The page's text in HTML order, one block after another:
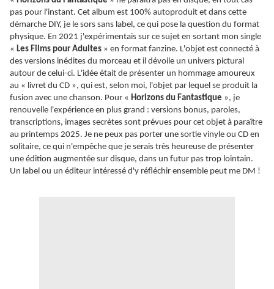
pas pour l'instant. Cet album est 100% autoproduit et dans cette
démarche DIY, je le sors sans label, ce qui pose la question du format
physique. En 2021 j'expérimentais sur ce sujet en sortant mon single
« Les Films pour Adultes » en format fanzine. L'objet est connecté à
des versions inédites du morceau et il dévoile un univers pictural
autour de celui-ci. L'idée était de présenter un hommage amoureux
au « livret du CD », qui est, selon moi, l'objet par lequel se produit la
fusion avec une chanson. Pour « Horizons du Fantastique », je
renouvelle l'expérience en plus grand : versions bonus, paroles,
transcriptions, images secrètes sont prévues pour cet objet à paraître
au printemps 2025. Je ne peux pas porter une sortie vinyle ou CD en
solitaire, ce qui n'empêche que je serais très heureuse de présenter
une édition augmentée sur disque, dans un futur pas trop lointain.
Un label ou un éditeur intéressé d'y réfléchir ensemble peut me DM !